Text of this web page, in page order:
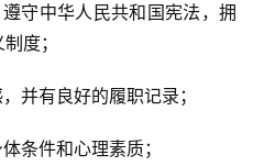
守中华人民共和国宪法，拥
度；
并有良好的履职记录；
条件和心理素质；